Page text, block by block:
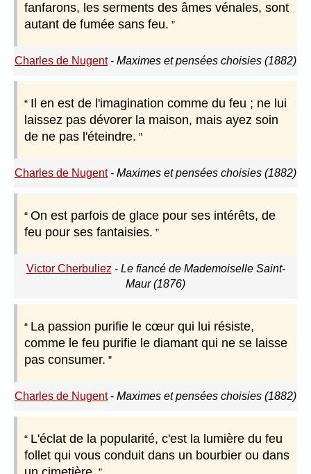
fanfarons, les serments des âmes vénales, sont
autant de fumée sans feu.
Charles de Nugent- Maximes et pensées choisies (1882)
Il en est de l'imagination comme du feu ; ne lui
laissez pas dévorer la maison, mais ayez soin
de ne pas l'éteindre.
Charles de Nugent- Maximes et pensées choisies (1882)
On est parfois de glace pour ses intérêts, de
feu pour ses fantaisies.
Victor Cherbuliez - Le fiancé de Mademoiselle Saint-
Maur (1876)
La passion purifie le cœur qui lui résiste,
comme le feu purifie le diamant qui ne se laisse
pas consumer.
Charles de Nugent- Maximes et pensées choisies (1882)
L'éclat de la popularité, c'est la lumière du feu
follet qui vous conduit dans un bourbier ou dans